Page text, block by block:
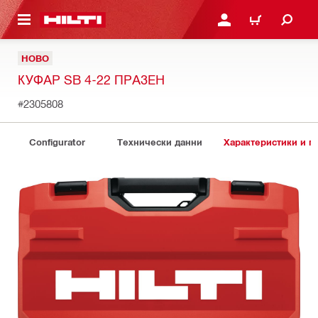
СЪДЪРЖАНИЕ ВЛЕЗ ИЛИ СЕ
КОЛИЧКА
НОВО
КУФАР SB 4-22 ПРАЗЕН
#2305808
Configurator Технически данни Характеристики и